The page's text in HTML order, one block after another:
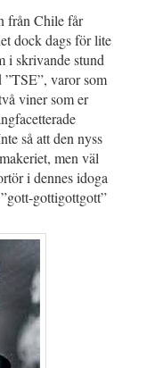
från Chile får
dock dags för lite
i skrivande stund
”TSE”, varor som
viner som er
så att den nyss
men väl
i dennes idoga
gottigottgott”